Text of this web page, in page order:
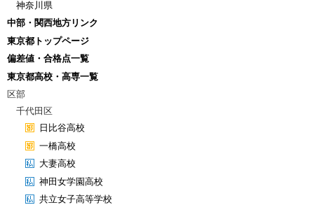
神奈川県
中部・関西地方リンク
東京都トップページ
偏差値・合格点一覧
東京都高校・高専一覧
区部
千代田区
日比谷高校
一橋高校
大妻高校
神田女学園高校
共立女子高等学校